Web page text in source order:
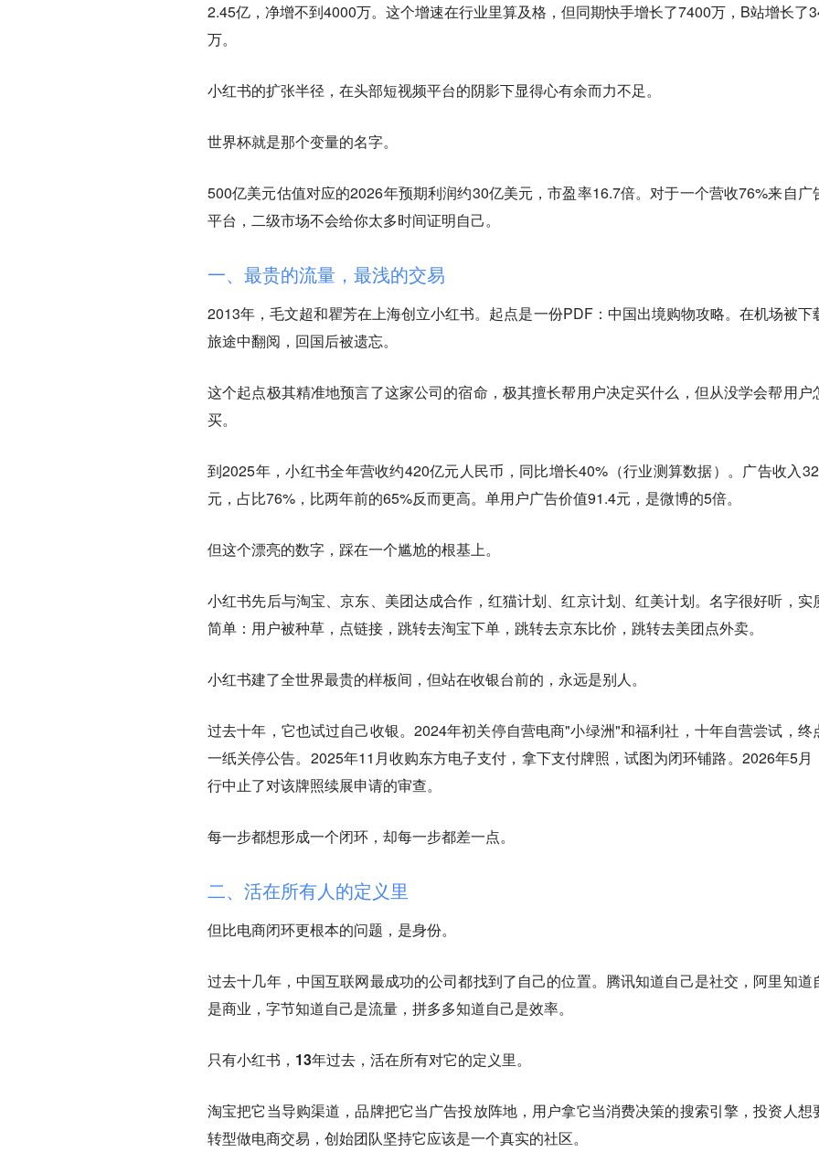
2.45亿，净增不到4000万。这个增速在行业里算及格，但同期快手增长了7400万，B站增长了
万。
小红书的扩张半径，在头部短视频平台的阴影下显得心有余而力不足。
世界杯就是那个变量的名字。
500亿美元估值对应的2026年预期利润约30亿美元，市盈率16.7倍。对于一个营收76%来自广
平台，二级市场不会给你太多时间证明自己。
一、最贵的流量，最浅的交易
2013年，毛文超和瞿芳在上海创立小红书。起点是一份PDF：中国出境购物攻略。在机场被下
旅途中翻阅，回国后被遗忘。
这个起点极其精准地预言了这家公司的宿命，极其擅长帮用户决定买什么，但从没学会帮用户
买。
到2025年，小红书全年营收约420亿元人民币，同比增长40%（行业测算数据）。广告收入
元，占比76%，比两年前的65%反而更高。单用户广告价值91.4元，是微博的5倍。
但这个漂亮的数字，踩在一个尴尬的根基上。
小红书先后与淘宝、京东、美团达成合作，红猫计划、红京计划、红美计划。名字很好听，实
简单：用户被种草，点链接，跳转去淘宝下单，跳转去京东比价，跳转去美团点外卖。
小红书建了全世界最贵的样板间，但站在收银台前的，永远是别人。
过去十年，它也试过自己收银。2024年初关停自营电商"小绿洲"和福利社，十年自营尝试，终
一纸关停公告。2025年11月收购东方电子支付，拿下支付牌照，试图为闭环铺路。2026年5月
行中止了对该牌照续展申请的审查。
每一步都想形成一个闭环，却每一步都差一点。
二、活在所有人的定义里
但比电商闭环更根本的问题，是身份。
过去十几年，中国互联网最成功的公司都找到了自己的位置。腾讯知道自己是社交，阿里知道
是商业，字节知道自己是流量，拼多多知道自己是效率。
只有小红书，13年过去，活在所有对它的定义里。
淘宝把它当导购渠道，品牌把它当广告投放阵地，用户拿它当消费决策的搜索引擎，投资人想
转型做电商交易，创始团队坚持它应该是一个真实的社区。